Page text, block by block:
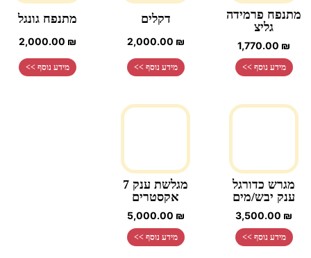
מתנפח פרמידה
גליצ
1,770.00 ₪
מידע נוסף >>
דקלים
2,000.00 ₪
מידע נוסף >>
מתנפח גונגל
2,000.00 ₪
מידע נוסף >>
מגרש כדורגל
ענק יבש/מים
3,500.00 ₪
מידע נוסף >>
מגלשת ענק 7
אקסטרים
5,000.00 ₪
מידע נוסף >>